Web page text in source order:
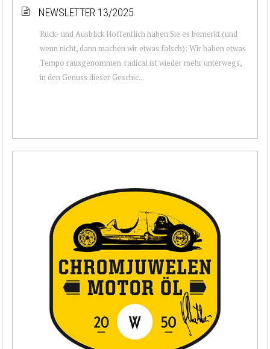
NEWSLETTER 13/2025
Rück- und Ausblick Hoffentlich haben Sie es bemerkt (und
wenn nicht, dann machen wir etwas falsch): Wir haben etwas
Tempo rausgenommen. radical ist wieder mehr unterwegs,
in den Genuss dieser Geschic...